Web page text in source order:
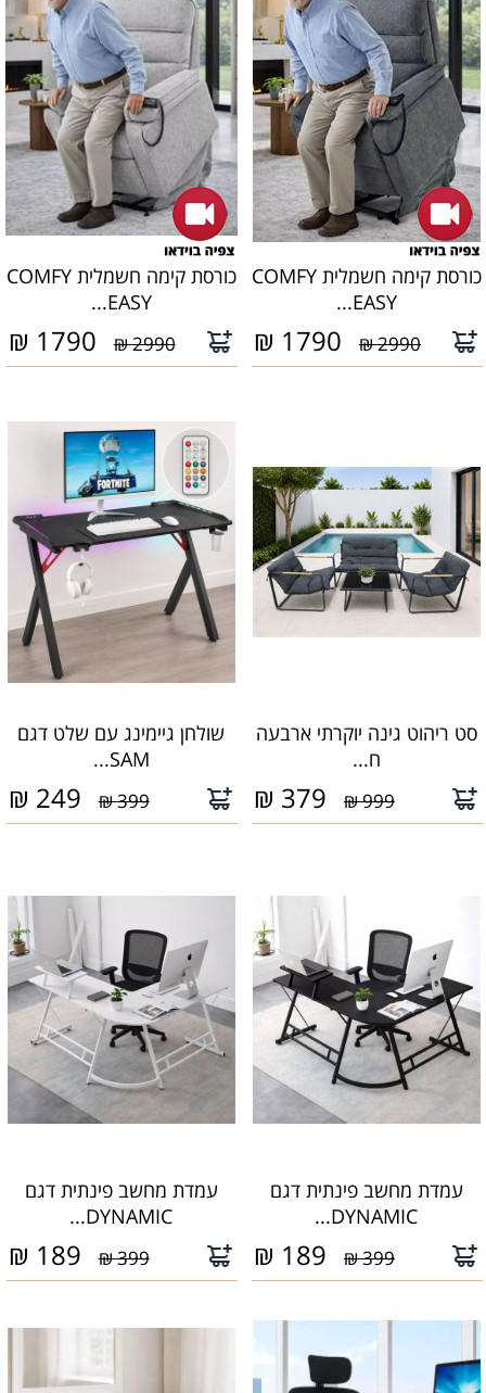
כורסת קימה חשמלית COMFY
EASY...
2990 ₪
1790
₪
כורסת קימה חשמלית COMFY
EASY...
2990 ₪
1790
₪
סט ריהוט גינה יוקרתי ארבעה
ח...
999 ₪
379
₪
שולחן גיימינג עם שלט דגם
SAM...
399 ₪
249
₪
עמדת מחשב פינתית דגם
DYNAMIC...
399 ₪
189
₪
עמדת מחשב פינתית דגם
DYNAMIC...
399 ₪
189
₪